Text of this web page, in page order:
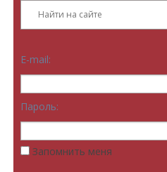
E-mail:
Пароль:
Запомнить меня